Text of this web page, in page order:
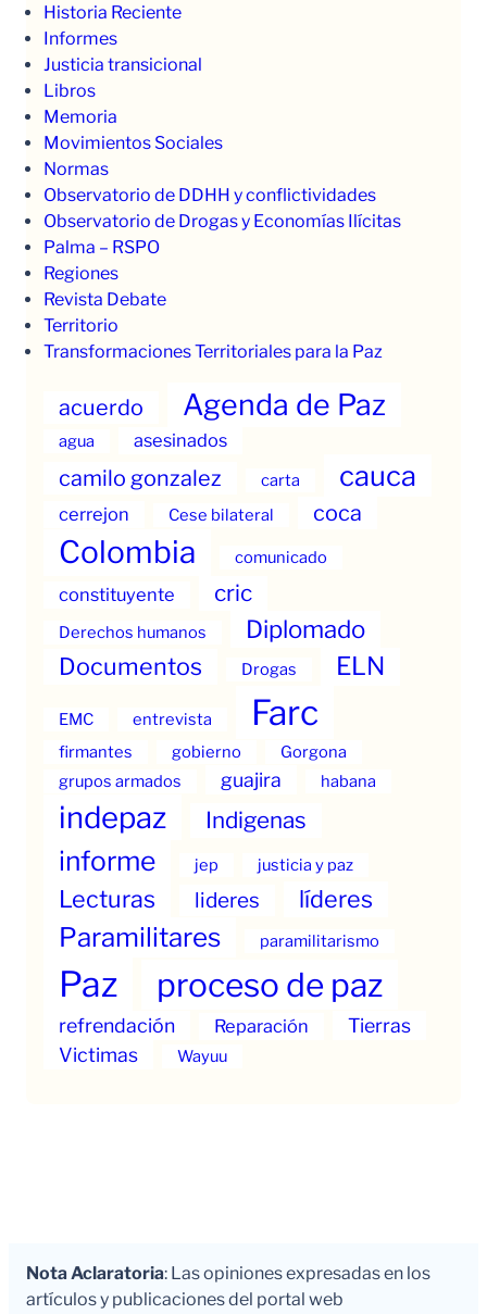
Historia Reciente
Informes
Justicia transicional
Libros
Memoria
Movimientos Sociales
Normas
Observatorio de DDHH y conflictividades
Observatorio de Drogas y Economías Ilícitas
Palma – RSPO
Regiones
Revista Debate
Territorio
Transformaciones Territoriales para la Paz
acuerdo Agenda de Paz
agua asesinados
camilo gonzalez carta cauca
cerrejon Cese bilateral coca
Colombia comunicado
constituyente cric
Derechos humanos Diplomado
Documentos Drogas ELN
EMC entrevista Farc
firmantes gobierno
Gorgona
grupos armados
guajira habana
indepaz Indigenas
informe jep justicia y paz
Lecturas lideres líderes
Paramilitares paramilitarismo
Paz proceso de paz
refrendación Reparación
Tierras
Victimas
Wayuu
Nota Aclaratoria: Las opiniones expresadas en los
artículos y publicaciones del portal web